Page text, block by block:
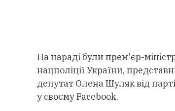
На нараді були прем'єр-
нацполіції України,
депутат Олена Шуляк від
у своєму Facebook.